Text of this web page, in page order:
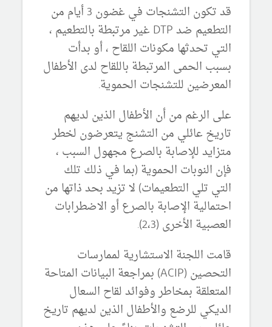
قد تكون التشنجات في غضون 3 أيام من
التطعيم ضد DTP غير مرتبطة بالتطعيم ،
التي تحدثها مكونات اللقاح ، أو بدأت
بسبب الحمى المرتبطة باللقاح لدى الأطفال
المعرضين للتشنجات الحموية.
على الرغم من أن الأطفال الذين لديهم
تاريخ عائلي من التشنج يتعرضون لخطر
متزايد للإصابة بالصرع مجهول السبب ،
فإن النوبات الحموية (بما في ذلك تلك
التي تلي التطعيمات) لا تزيد بحد ذاتها من
احتمالية الإصابة بالصرع أو الاضطرابات
العصبية الأخرى (2،3).
قامت اللجنة الاستشارية لممارسات
التحصين (ACIP) بمراجعة البيانات المتاحة
المتعلقة بمخاطر وفوائد لقاح السعال
الديكي للرضع والأطفال الذين لديهم تاريخ